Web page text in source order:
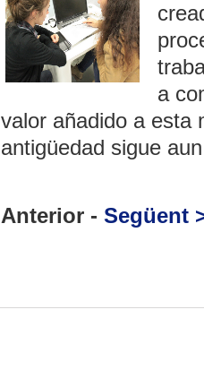
a
valor añadido a esta
antigüedad sigue
Anterior - Següent